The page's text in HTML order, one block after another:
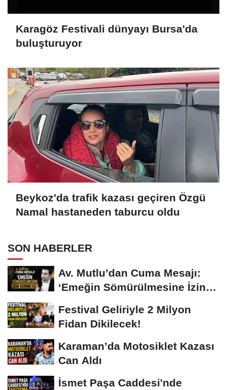
Karagöz Festivali dünyayı Bursa'da
buluşturuyor
Beykoz'da trafik kazası geçiren Özgü
Namal hastaneden taburcu oldu
SON HABERLER
Av. Mutlu’dan Cuma Mesajı:
‘Emeğin Sömürülmesine İzin
Festival Geliriyle 2 Milyon
Fidan Dikilecek!
Karaman’da Motosiklet Kazası
Can Aldı
İsmet Paşa Caddesi'nde